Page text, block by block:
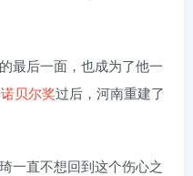
最后一面，也成为了他一
诺贝尔奖过后，河南重建了
一直不想回到这个伤心之